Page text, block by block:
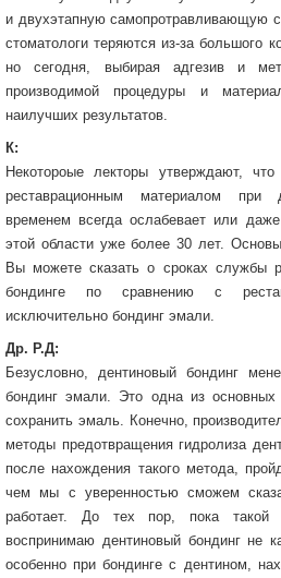
и двухэтапную самопротравливающую
стоматологи теряются из-за большого
но сегодня, выбирая адгезив и
производимой процедуры и
наилучших результатов.
К:
Некотороые лекторы утверждают,
реставрационным материалом при
временем всегда ослабевает или
этой области уже более 30 лет.
Вы можете сказать о сроках службы
бондинге по сравнению с
исключительно бондинг эмали.
Др. Р.Д:
Безусловно, дентиновый бондинг
бондинг эмали. Это одна из
сохранить эмаль. Конечно,
методы предотвращения гидролиза
после нахождения такого метода,
чем мы с уверенностью сможем
работает. До тех пор, пока такой
воспринимаю дентиновый бондинг не
особенно при бондинге с дентином,